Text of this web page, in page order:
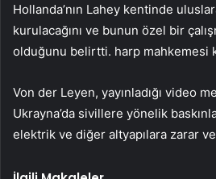
Hollanda’nın Lahey kentinde
kurulacağını ve bunun özel bir
olduğunu belirtti. harp mahkemesi
Von der Leyen, yayınladığı video
Ukrayna’da sivillere yönelik
elektrik ve diğer altyapılara zarar